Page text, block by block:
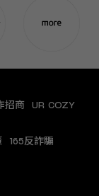
招商 UR COZY
165反詐騙